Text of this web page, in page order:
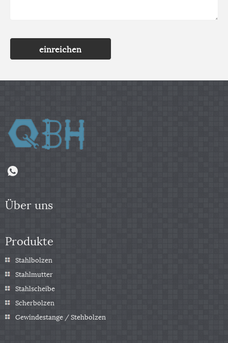
einreichen
Über uns
Produkte
Stahlbolzen
Stahlmutter
Stahlscheibe
Scherbolzen
Gewindestange / Stehbolzen